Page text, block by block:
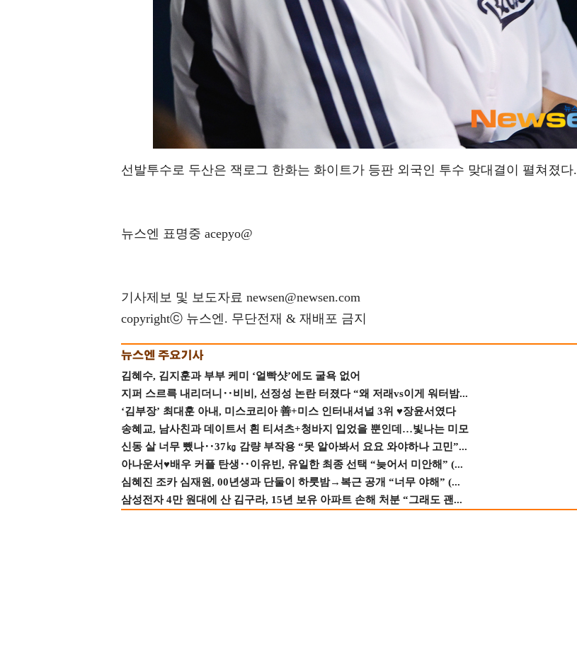
선발투수로 두산은 잭로그 한화는 화이트가 등판 외국인 투수 맞대결이 펼쳐졌다.
뉴스엔 표명중 acepyo@
기사제보 및 보도자료 newsen@newsen.com
copyrightⓒ 뉴스엔. 무단전재 & 재배포 금지
김혜수, 김지훈과 부부 케미 ‘얼빡샷’에도 굴욕 없어
지퍼 스르륵 내리더니‥비비, 선정성 논란 터졌다 “왜 저래vs이게 워터밤...
‘김부장’ 최대훈 아내, 미스코리아 善+미스 인터내셔널 3위 ♥장윤서였다
송혜교, 남사친과 데이트서 흰 티셔츠+청바지 입었을 뿐인데…빛나는 미모
신동 살 너무 뺐나‥37㎏ 감량 부작용 “못 알아봐서 요요 와야하나 고민”...
아나운서♥배우 커플 탄생‥이유빈, 유일한 최종 선택 “늦어서 미안해” (...
심혜진 조카 심재원, 00년생과 단둘이 하룻밤→복근 공개 “너무 야해” (...
삼성전자 4만 원대에 산 김구라, 15년 보유 아파트 손해 처분 “그래도 괜...